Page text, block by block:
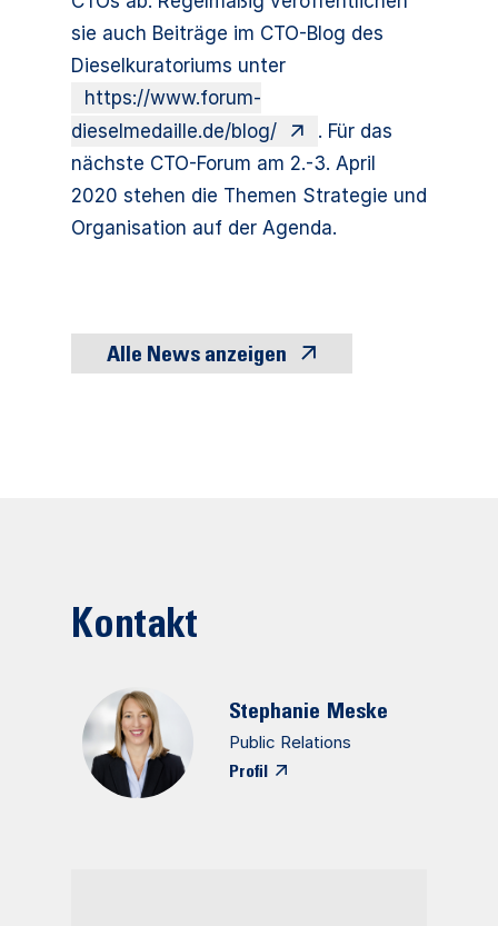
sie auch Beiträge im CTO-Blog des
Dieselkuratoriums unter
https://www.forum-
dieselmedaille.de/blog/
. Für das
nächste CTO-Forum am 2.-3. April
2020 stehen die Themen Strategie und
Organisation auf der Agenda.
Alle News anzeigen
Kontakt
Stephanie Meske
Public Relations
Profil